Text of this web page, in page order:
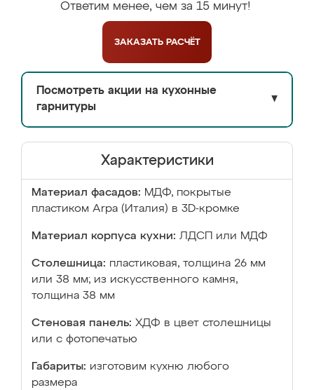
Ответим менее, чем за 15 минут!
ЗАКАЗАТЬ РАСЧЁТ
Посмотреть акции на кухонные
гарнитуры
▼
Характеристики
Материал фасадов: МДФ, покрытые
пластиком Arpa (Италия) в 3D-кромке
Материал корпуса кухни: ЛДСП или МДФ
Столешница: пластиковая, толщина 26 мм
или 38 мм; из искусственного камня,
толщина 38 мм
Стеновая панель: ХДФ в цвет столешницы
или с фотопечатью
Габариты: изготовим кухню любого
размера